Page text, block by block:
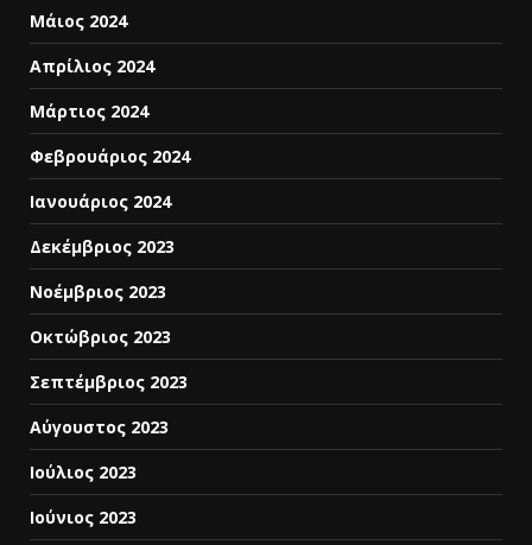
Μάιος 2024
Απρίλιος 2024
Μάρτιος 2024
Φεβρουάριος 2024
Ιανουάριος 2024
Δεκέμβριος 2023
Νοέμβριος 2023
Οκτώβριος 2023
Σεπτέμβριος 2023
Αύγουστος 2023
Ιούλιος 2023
Ιούνιος 2023